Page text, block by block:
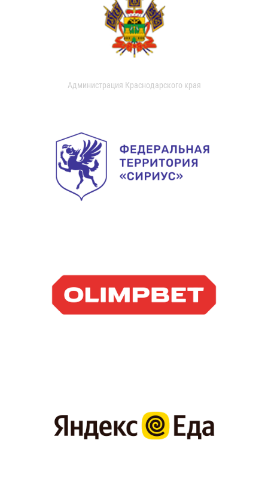
Администрация Краснодарского края